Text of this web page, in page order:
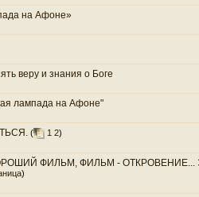
на Афоне»
веру и знания о Боге
лампада на Афоне"
( 1 2)
ФИЛЬМ, ФИЛЬМ - ОТКРОВЕНИЕ...
)